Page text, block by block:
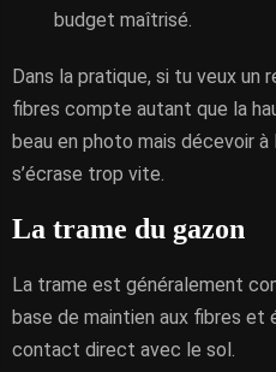
budget maîtrisé.
Dans la pratique, si tu veux un
fibres compte autant que la
beau en photo mais décevoir à
s’écrase trop vite.
La trame du gazon
La trame est généralement
base de maintien aux fibres et
contact direct avec le sol.